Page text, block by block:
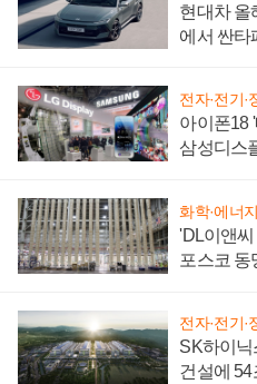
현대차 올
에서 싼타
전자·전기·
아이폰18
삼성디스
화학·에너지
'DL이앤씨
포스코 동
전자·전기·
SK하이닉
건설에 54